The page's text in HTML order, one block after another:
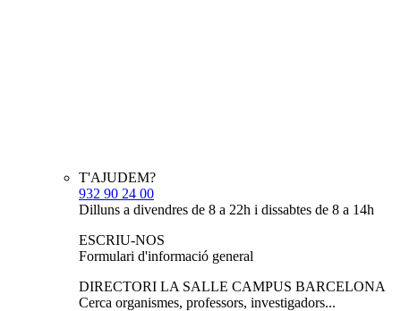
T'AJUDEM?
932 90 24 00
Dilluns a divendres de 8 a 22h i dissabtes de 8 a 14h
ESCRIU-NOS
Formulari d'informació general
DIRECTORI LA SALLE CAMPUS BARCELONA
Cerca organismes, professors, investigadors...